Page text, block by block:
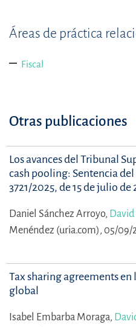
Áreas de práctica
Fiscal
Otras publicaciones
Los avances del Tribunal
cash pooling: Sentencia
3721/2025, de 15 de julio de
Daniel Sánchez Arroyo,
Menéndez (uria.com), 05/09/
Tax sharing agreements
global
Isabel Embarba Moraga,